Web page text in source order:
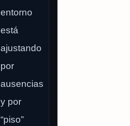
entorno
está
ajustando
por
ausencias
y por
“piso”